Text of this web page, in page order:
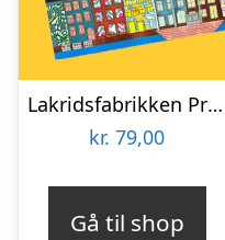
Lakridsfabrikken Premiumlakrids – Copenhagen
kr. 79,00
Gå til shop